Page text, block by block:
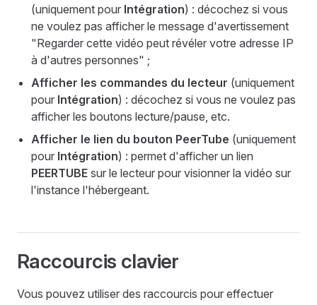
(uniquement pour Intégration) : décochez si vous
ne voulez pas afficher le message d'avertissement
"Regarder cette vidéo peut révéler votre adresse IP
à d'autres personnes" ;
Afficher les commandes du lecteur (uniquement
pour Intégration) : décochez si vous ne voulez pas
afficher les boutons lecture/pause, etc.
Afficher le lien du bouton PeerTube (uniquement
pour Intégration) : permet d'afficher un lien
PEERTUBE sur le lecteur pour visionner la vidéo sur
l'instance l'hébergeant.
Raccourcis clavier
Vous pouvez utiliser des raccourcis pour effectuer